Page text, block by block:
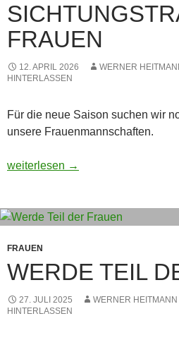
FRAUEN
12. APRIL 2026 WERNER
HINTERLASSEN
Für die neue Saison suchen wir
unsere Frauenmannschaften.
Sichtungstraining Frauen
weiterlesen →
FRAUEN
WERDE TEIL
27. JULI 2025 WERNER HEITMANN
HINTERLASSEN